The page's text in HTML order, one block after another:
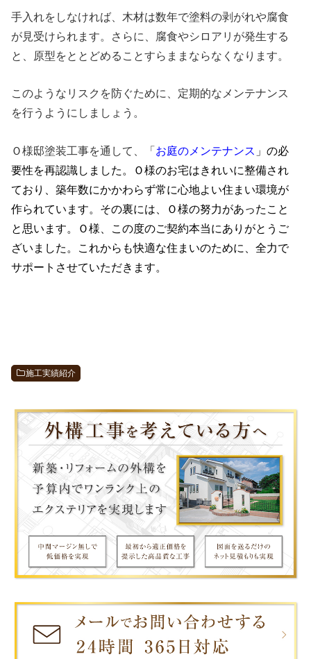
手入れをしなければ、木材は数年で塗料の剥がれや腐食
が見受けられます。さらに、腐食やシロアリが発生する
と、原型をととどめることすらままならなくなります。
このようなリスクを防ぐために、定期的なメンテナンス
を行うようにしましょう。
Ｏ様邸塗装工事を通して、「お庭のメンテナンス 」の必
要性を再認識しました。
Ｏ様のお宅はきれいに整備され
ており、築年数にかかわらず常に心地よい住まい環境が
作られています。その裏には、Ｏ様の努力があったこと
と思います。Ｏ様、この度のご契約本当にありがとうご
ざいました。これからも快適な住まいのために、全力で
サポートさせていただきます。
施工実績紹介